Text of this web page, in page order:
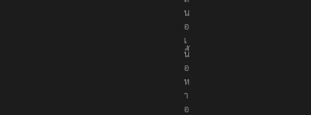
น
อ
เ
นื้
อ
ห
า
อ